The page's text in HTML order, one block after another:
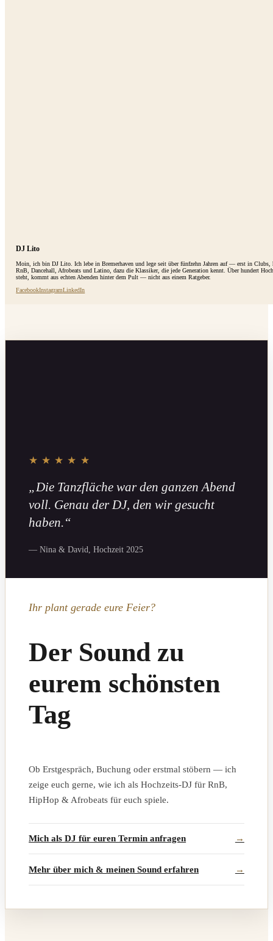
DJ Lito
Moin, ich bin DJ Lito. Ich lebe in Bremerhaven und lege seit über fünfzehn Jahren auf — erst in
RnB, Dancehall, Afrobeats und Latino, dazu die Klassiker, die jede Generation kennt. Über hundert
steht, kommt aus echten Abenden hinter dem Pult — nicht aus einem Ratgeber.
FacebookInstagramLinkedIn
★★★★★
„Die Tanzfläche war den ganzen Abend
voll. Genau der DJ, den wir gesucht
haben.“
— Nina & David, Hochzeit 2025
Ihr plant gerade eure Feier?
Der Sound zu
eurem schönsten
Tag
Ob Erstgespräch, Buchung oder erstmal stöbern — ich
zeige euch gerne, wie ich als Hochzeits-DJ für RnB,
HipHop & Afrobeats für euch spiele.
Mich als DJ für euren Termin anfragen
Mehr über mich & meinen Sound erfahren